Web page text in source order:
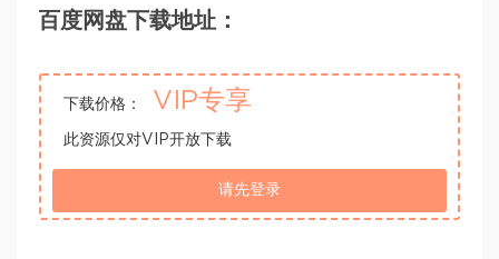
百度网盘下载地址：
下载价格： VIP专享
此资源仅对VIP开放下载
请先登录